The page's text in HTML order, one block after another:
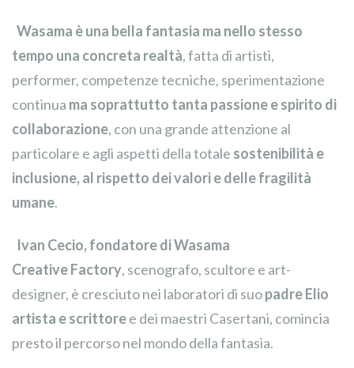
Wasama è una bella fantasia ma nello stesso
tempo una concreta realtà, fatta di artisti,
performer, competenze tecniche, sperimentazione
continua ma soprattutto tanta passione e spirito di
collaborazione, con una grande attenzione al
particolare e agli aspetti della totale sostenibilità e
inclusione, al rispetto dei valori e delle fragilità
umane.
Ivan Cecio, fondatore di Wasama
Creative Factory, scenografo, scultore e art-
designer, è cresciuto nei laboratori di suopadre Elio
artista e scrittoree dei maestri Casertani, comincia
presto il percorso nel mondo della fantasia.